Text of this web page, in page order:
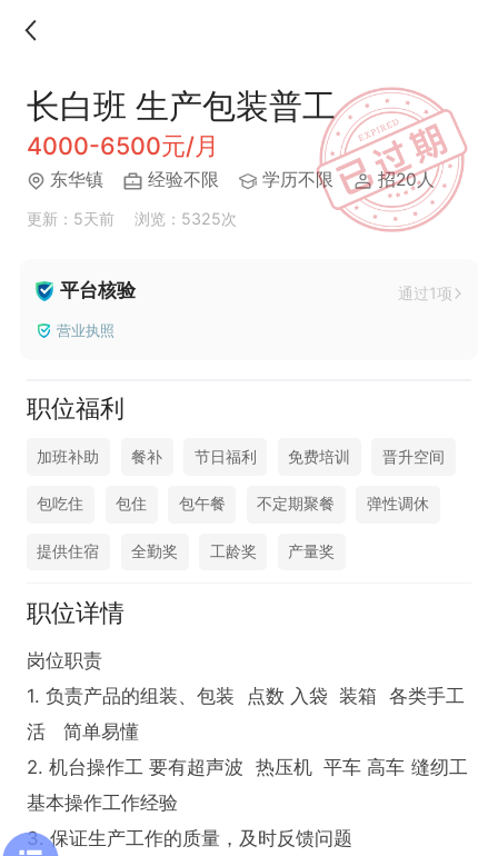
长白班 生产包装普工
4000-6500元/月
东华镇 经验不限 学历不限 招20人
更新：5天前 浏览：5325次
平台核验 通过1项
营业执照
职位福利
加班补助 餐补 节日福利 免费培训 晋升空间
包吃住 包住 包午餐 不定期聚餐 弹性调休
提供住宿 全勤奖 工龄奖 产量奖
职位详情
岗位职责
1. 负责产品的组装、包装  点数 入袋  装箱  各类手工
活   简单易懂
2. 机台操作工 要有超声波  热压机  平车 高车 缝纫工
基本操作工作经验
3. 保证生产工作的质量，及时反馈问题